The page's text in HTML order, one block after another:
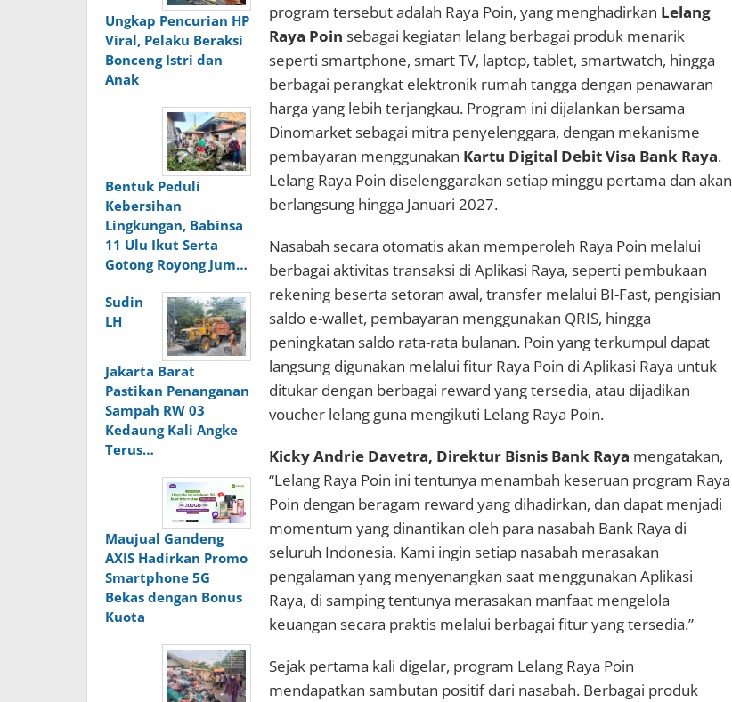
Ungkap Pencurian HP
Viral, Pelaku Beraksi
Bonceng Istri dan
Anak
Bentuk Peduli
Kebersihan
Lingkungan, Babinsa
11 Ulu Ikut Serta
Gotong Royong Jum…
Sudin
LH
Jakarta Barat
Pastikan Penanganan
Sampah RW 03
Kedaung Kali Angke
Terus…
Maujual Gandeng
AXIS Hadirkan Promo
Smartphone 5G
Bekas dengan Bonus
Kuota
program tersebut adalah Raya Poin, yang menghadirkan Lelang
Raya Poin sebagai kegiatan lelang berbagai produk menarik
seperti smartphone, smart TV, laptop, tablet, smartwatch, hingga
berbagai perangkat elektronik rumah tangga dengan penawaran
harga yang lebih terjangkau. Program ini dijalankan bersama
Dinomarket sebagai mitra penyelenggara, dengan mekanisme
pembayaran menggunakan Kartu Digital Debit Visa Bank Raya.
Lelang Raya Poin diselenggarakan setiap minggu pertama dan akan
berlangsung hingga Januari 2027.
Nasabah secara otomatis akan memperoleh Raya Poin melalui
berbagai aktivitas transaksi di Aplikasi Raya, seperti pembukaan
rekening beserta setoran awal, transfer melalui BI-Fast, pengisian
saldo e-wallet, pembayaran menggunakan QRIS, hingga
peningkatan saldo rata-rata bulanan. Poin yang terkumpul dapat
langsung digunakan melalui fitur Raya Poin di Aplikasi Raya untuk
ditukar dengan berbagai reward yang tersedia, atau dijadikan
voucher lelang guna mengikuti Lelang Raya Poin.
Kicky Andrie Davetra, Direktur Bisnis Bank Raya mengatakan,
“Lelang Raya Poin ini tentunya menambah keseruan program Raya
Poin dengan beragam reward yang dihadirkan, dan dapat menjadi
momentum yang dinantikan oleh para nasabah Bank Raya di
seluruh Indonesia. Kami ingin setiap nasabah merasakan
pengalaman yang menyenangkan saat menggunakan Aplikasi
Raya, di samping tentunya merasakan manfaat mengelola
keuangan secara praktis melalui berbagai fitur yang tersedia.”
Sejak pertama kali digelar, program Lelang Raya Poin
mendapatkan sambutan positif dari nasabah. Berbagai produk